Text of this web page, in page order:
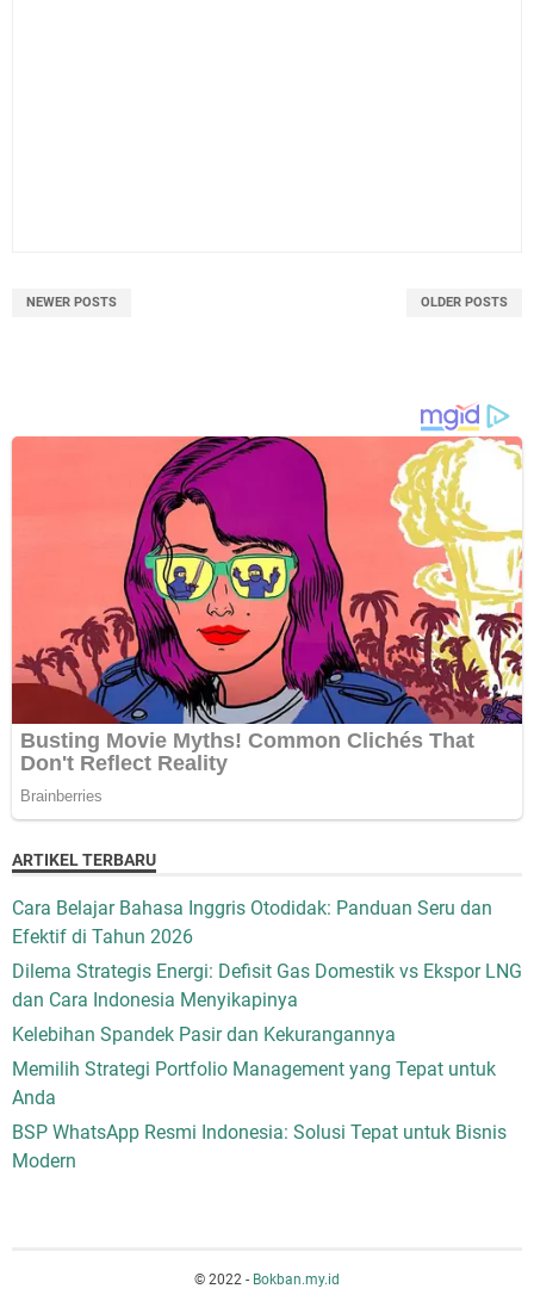
NEWER POSTS OLDER POSTS
ARTIKEL TERBARU
Cara Belajar Bahasa Inggris Otodidak: Panduan Seru dan
Efektif di Tahun 2026
Dilema Strategis Energi: Defisit Gas Domestik vs Ekspor LNG
dan Cara Indonesia Menyikapinya
Kelebihan Spandek Pasir dan Kekurangannya
Memilih Strategi Portfolio Management yang Tepat untuk
Anda
BSP WhatsApp Resmi Indonesia: Solusi Tepat untuk Bisnis
Modern
© 2022 - Bokban.my.id